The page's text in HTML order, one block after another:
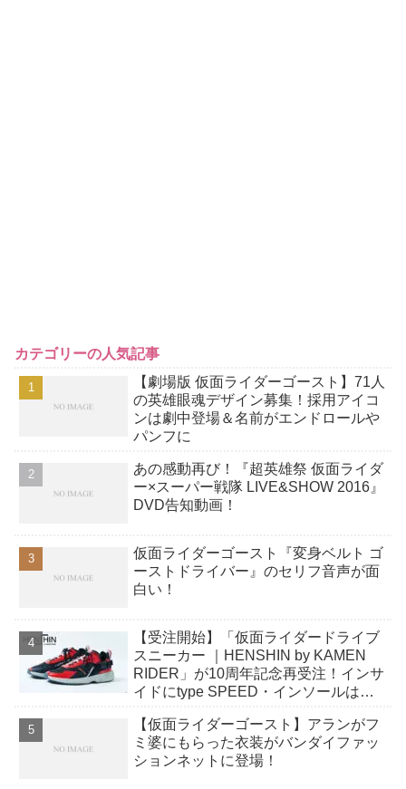
カテゴリーの人気記事
【劇場版 仮面ライダーゴースト】71人
の英雄眼魂デザイン募集！採用アイコ
ンは劇中登場＆名前がエンドロールや
パンフに
あの感動再び！『超英雄祭 仮面ライダ
ー×スーパー戦隊 LIVE&SHOW 2016』
DVD告知動画！
仮面ライダーゴースト『変身ベルト ゴ
ーストドライバー』のセリフ音声が面
白い！
【受注開始】「仮面ライダードライブ
スニーカー ｜HENSHIN by KAMEN
RIDER」が10周年記念再受注！インサ
イドにtype SPEED・インソールは
現！
【仮面ライダーゴースト】アランがフ
ミ婆にもらった衣装がバンダイファッ
ションネットに登場！